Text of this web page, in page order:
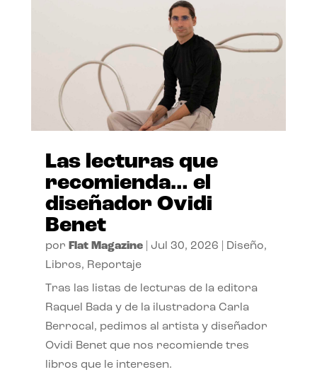
Las lecturas que
recomienda… el
diseñador Ovidi
Benet
por Flat Magazine| Jul 30, 2026 Diseño,
Libros, Reportaje
Tras las listas de lecturas de la editora
Raquel Bada y de la ilustradora Carla
Berrocal, pedimos al artista y diseñador
Ovidi Benet que nos recomiende tres
libros que le interesen.